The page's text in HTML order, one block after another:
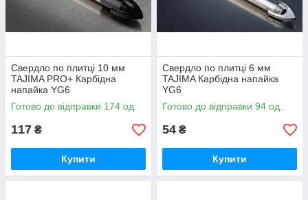
Свердло по плитці 10 мм
TAJIMA PRO+ Карбідна
напайка YG6
Готово до відправки 174 од.
117 ₴
Купити
Свердло по плитці 6 мм
TAJIMA Карбідна напайка
YG6
Готово до відправки 94 од.
54 ₴
Купити